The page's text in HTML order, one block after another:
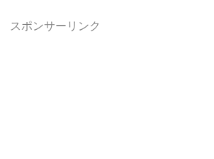
スポンサーリンク